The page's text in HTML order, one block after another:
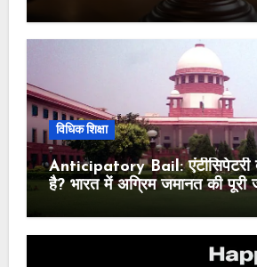
विधिक शिक्षा
Anticipatory Bail: एंटीसिपेटरी
है? भारत में अग्रिम जमानत की पूरी